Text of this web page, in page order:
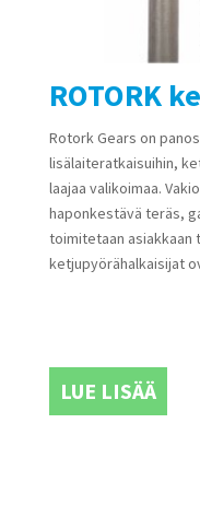
ROTORK
Rotork Gears on
lisälaiteratkaisuihin,
laajaa valikoimaa.
haponkestävä teräs,
toimitetaan asiakkaan
ketjupyörähalkaisijat
LUE LISÄÄ